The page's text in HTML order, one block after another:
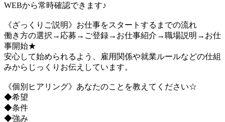
WEBから常時確認できます♪
《ざっくりご説明》お仕事をスタートするまでの流れ
働き方の選択→応募→ご登録→お仕事紹介→職場説明→お仕
事開始★
安心して始められるよう、雇用関係や就業ルールなどの仕組
みからじっくりお伝えしています。
《個別ヒアリング》あなたのことを教えてください☆
◆希望
◆条件
◆強み